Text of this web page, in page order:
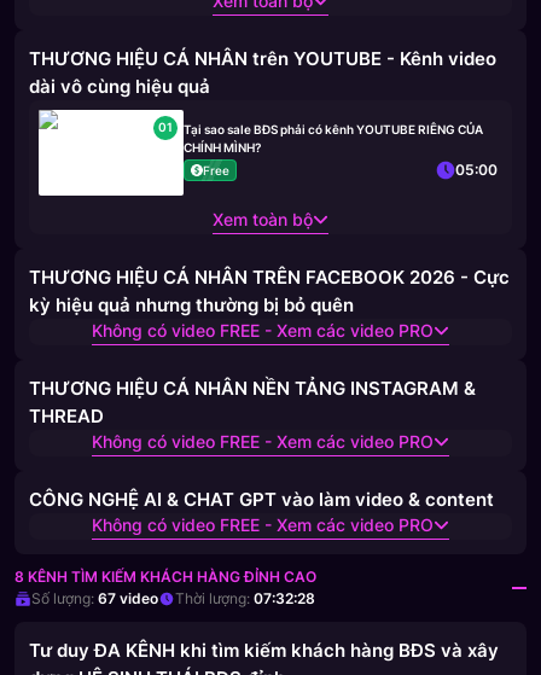
THƯƠNG HIỆU CÁ NHÂN trên YOUTUBE - Kênh video
dài vô cùng hiệu quả
01
Tại sao sale BĐS phải có kênh YOUTUBE RIÊNG CỦA
CHÍNH MÌNH?
Free
05:00
Xem toàn bộ
THƯƠNG HIỆU CÁ NHÂN TRÊN FACEBOOK 2026 - Cực
kỳ hiệu quả nhưng thường bị bỏ quên
Không có video FREE - Xem các video PRO
THƯƠNG HIỆU CÁ NHÂN NỀN TẢNG INSTAGRAM &
THREAD
Không có video FREE - Xem các video PRO
CÔNG NGHỆ AI & CHAT GPT vào làm video & content
Không có video FREE - Xem các video PRO
8 KÊNH TÌM KIẾM KHÁCH HÀNG ĐỈNH CAO
Số lượng: 67 video Thời lượng: 07:32:28
Tư duy ĐA KÊNH khi tìm kiếm khách hàng BĐS và xây